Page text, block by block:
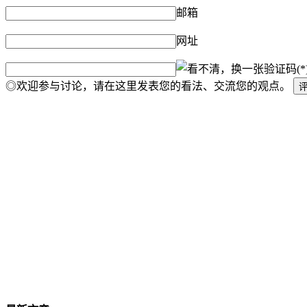
邮箱
网址
验证码
◎欢迎参与讨论，请在这里发表您的看法、交流您的观点。